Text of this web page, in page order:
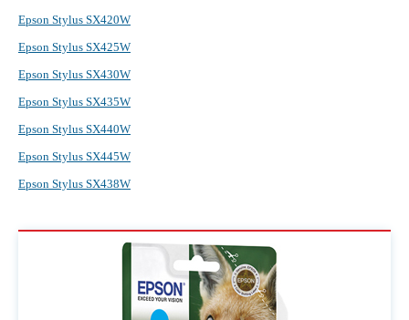
Epson Stylus SX420W
Epson Stylus SX425W
Epson Stylus SX430W
Epson Stylus SX435W
Epson Stylus SX440W
Epson Stylus SX445W
Epson Stylus SX438W